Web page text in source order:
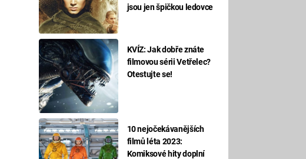
jsou jen špičkou ledovce
KVÍZ: Jak dobře znáte
filmovou sérii Vetřelec?
Otestujte se!
10 nejočekávanějších
filmů léta 2023:
Komiksové hity doplní